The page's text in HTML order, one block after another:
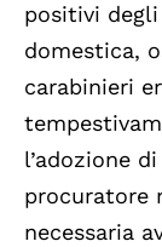
positivi
domestica,
carabinieri
l’adozione
procuratore
necessaria